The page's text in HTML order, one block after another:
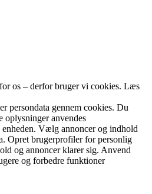
os – derfor bruger vi cookies. Læs
persondata gennem cookies. Du
oplysninger anvendes
enheden. Vælg annoncer og indhold
Opret brugerprofiler for personlig
og annoncer klarer sig. Anvend
og forbedre funktioner